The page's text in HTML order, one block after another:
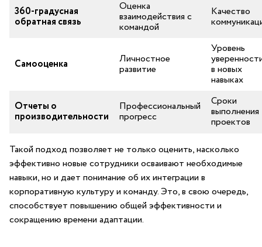
360-градусная
обратная ‌связь
Оценка⁣
взаимодействия с
командой
Качество
Самооценка Личностное
развитие
Уровень
в новых
навыках
Отчеты о
производительности
Профессиональный
прогресс
Сроки
выполнения
проектов
Такой подход позволяет не только оценить, насколько
‌эффективно‌ новые сотрудники осваивают необходимые
навыки, но и‍ дает понимание об их интеграции в
корпоративную культуру и команду. Это, в свою ‍очередь,
‍способствует повышению общей эффективности и
сокращению времени адаптации.